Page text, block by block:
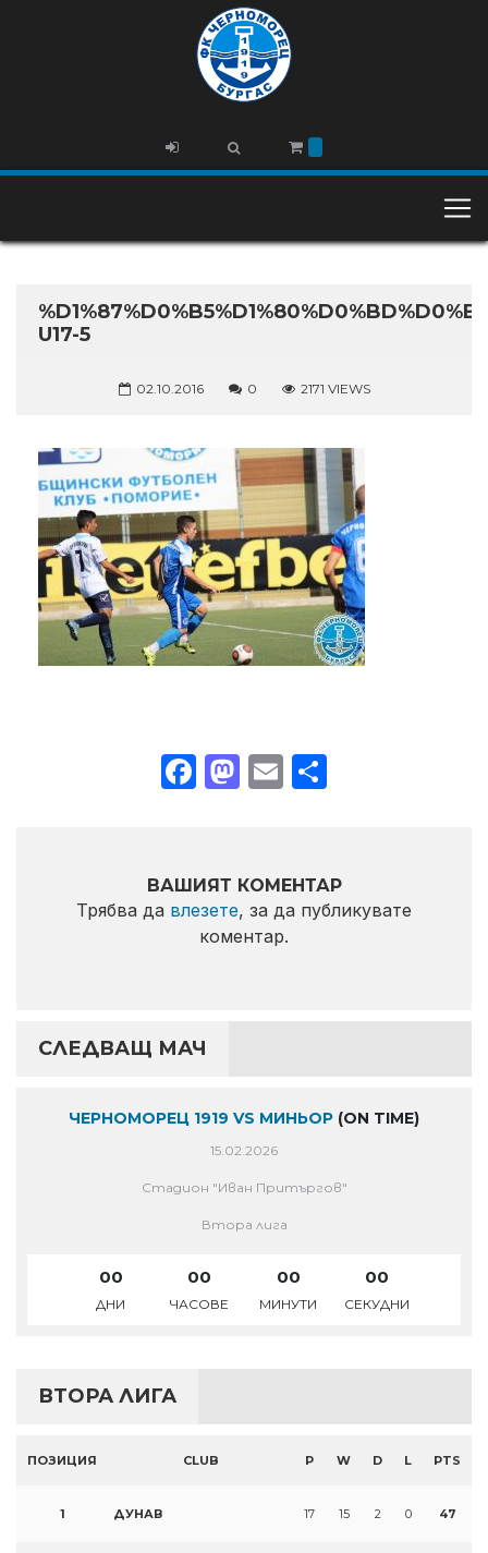
U17-5
02.10.2016 0 2171 VIEWS
Facebook
Mastodon
Email
ВАШИЯТ КОМЕНТАР
Трябва да влезете, за да публикувате
коментар.
СЛЕДВАЩ МАЧ
ЧЕРНОМОРЕЦ 1919 VS МИНЬОР (ON TIME)
15.02.2026
Стадион "Иван Притъргов"
Втора лига
00
ДНИ
00
ЧАСОВЕ
00
МИНУТИ
00
СЕКУДНИ
ВТОРА ЛИГА
ПОЗИЦИЯ CLUB P W D L PTS
1 ДУНАВ 17 15 2 0 47